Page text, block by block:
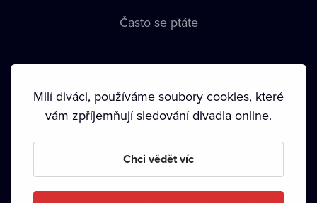
Často se ptáte
Podmínky používání • Ochrana soukromí • Zásady používání
• Autorská práva•
Milí diváci, používáme soubory cookies, které
vám zpříjemňují sledování divadla online.
Chci vědět víc